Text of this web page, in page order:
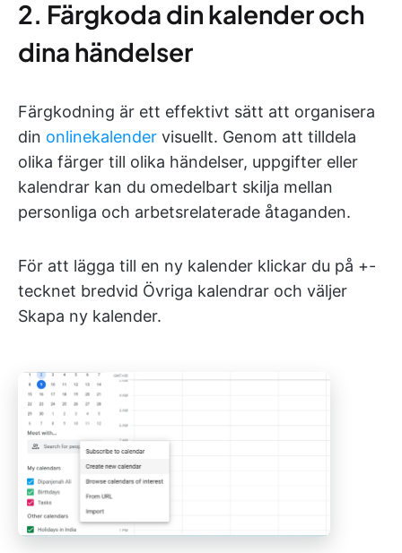
2. Färgkoda din kalender och
dina händelser
Färgkodning är ett effektivt sätt att organisera
din onlinekalender visuellt. Genom att tilldela
olika färger till olika händelser, uppgifter eller
kalendrar kan du omedelbart skilja mellan
personliga och arbetsrelaterade åtaganden.
För att lägga till en ny kalender klickar du på +-
tecknet bredvid Övriga kalendrar och väljer
Skapa ny kalender.